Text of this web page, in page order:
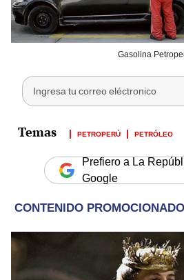
Gasolina
PETROPERÚ PETRÓLEO
Prefiero a La
Google